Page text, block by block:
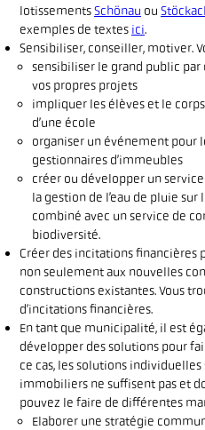
lotissementsSchönau ou
exemples de textes ici.
Sensibiliser, conseiller, motiver.
sensibiliser le grand public
vos propres projets
impliquer les élèves et le
d’une école
organiser un événement pour
gestionnaires d’immeubles
créer ou développer un
la gestion de l’eau de pluie
combiné avec un service de
biodiversité.
Créer des incitations
non seulement aux nouvelles
constructions existantes. Vous
d’incitations financières.
En tant que municipalité, il est
développer des solutions pour
ce cas, les solutions
immobiliers ne suffisent pas et
pouvez le faire de différentes
Elaborer une stratégie